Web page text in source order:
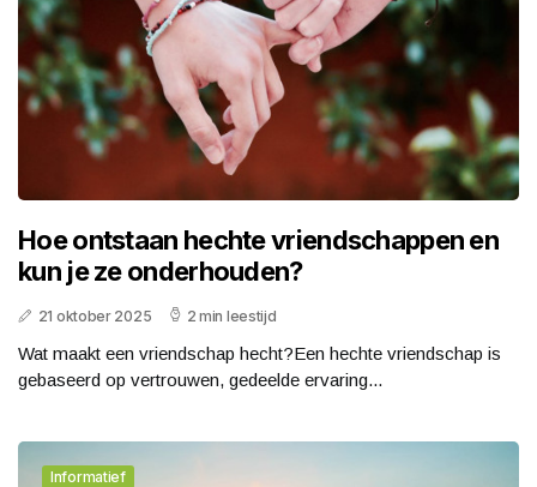
Hoe ontstaan hechte vriendschappen en
kun je ze onderhouden?
21 oktober 2025 2 min leestijd
Wat maakt een vriendschap hecht?Een hechte vriendschap is
gebaseerd op vertrouwen, gedeelde ervaring...
Informatief